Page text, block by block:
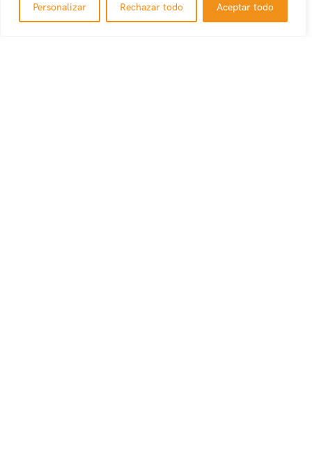
Personalizar Rechazar todo Aceptar todo
Caribbean Saona | Discover DR’s Hidden GemSail away